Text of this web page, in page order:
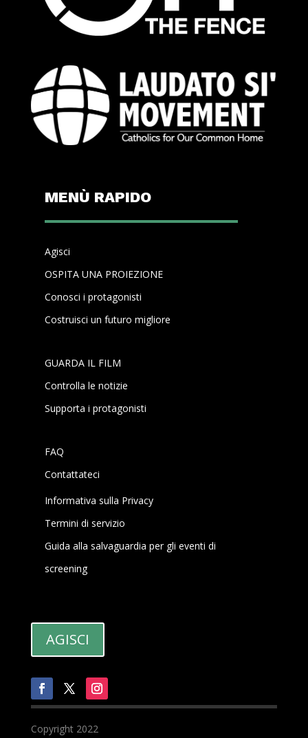
MENÙ RAPIDO
Agisci
OSPITA UNA PROIEZIONE
Conosci i protagonisti
Costruisci un futuro migliore
GUARDA IL FILM
Controlla le notizie
Supporta i protagonisti
FAQ
Contattateci
Informativa sulla Privacy
Termini di servizio
Guida alla salvaguardia per gli eventi di
screening
AGISCI
Copyright 2022